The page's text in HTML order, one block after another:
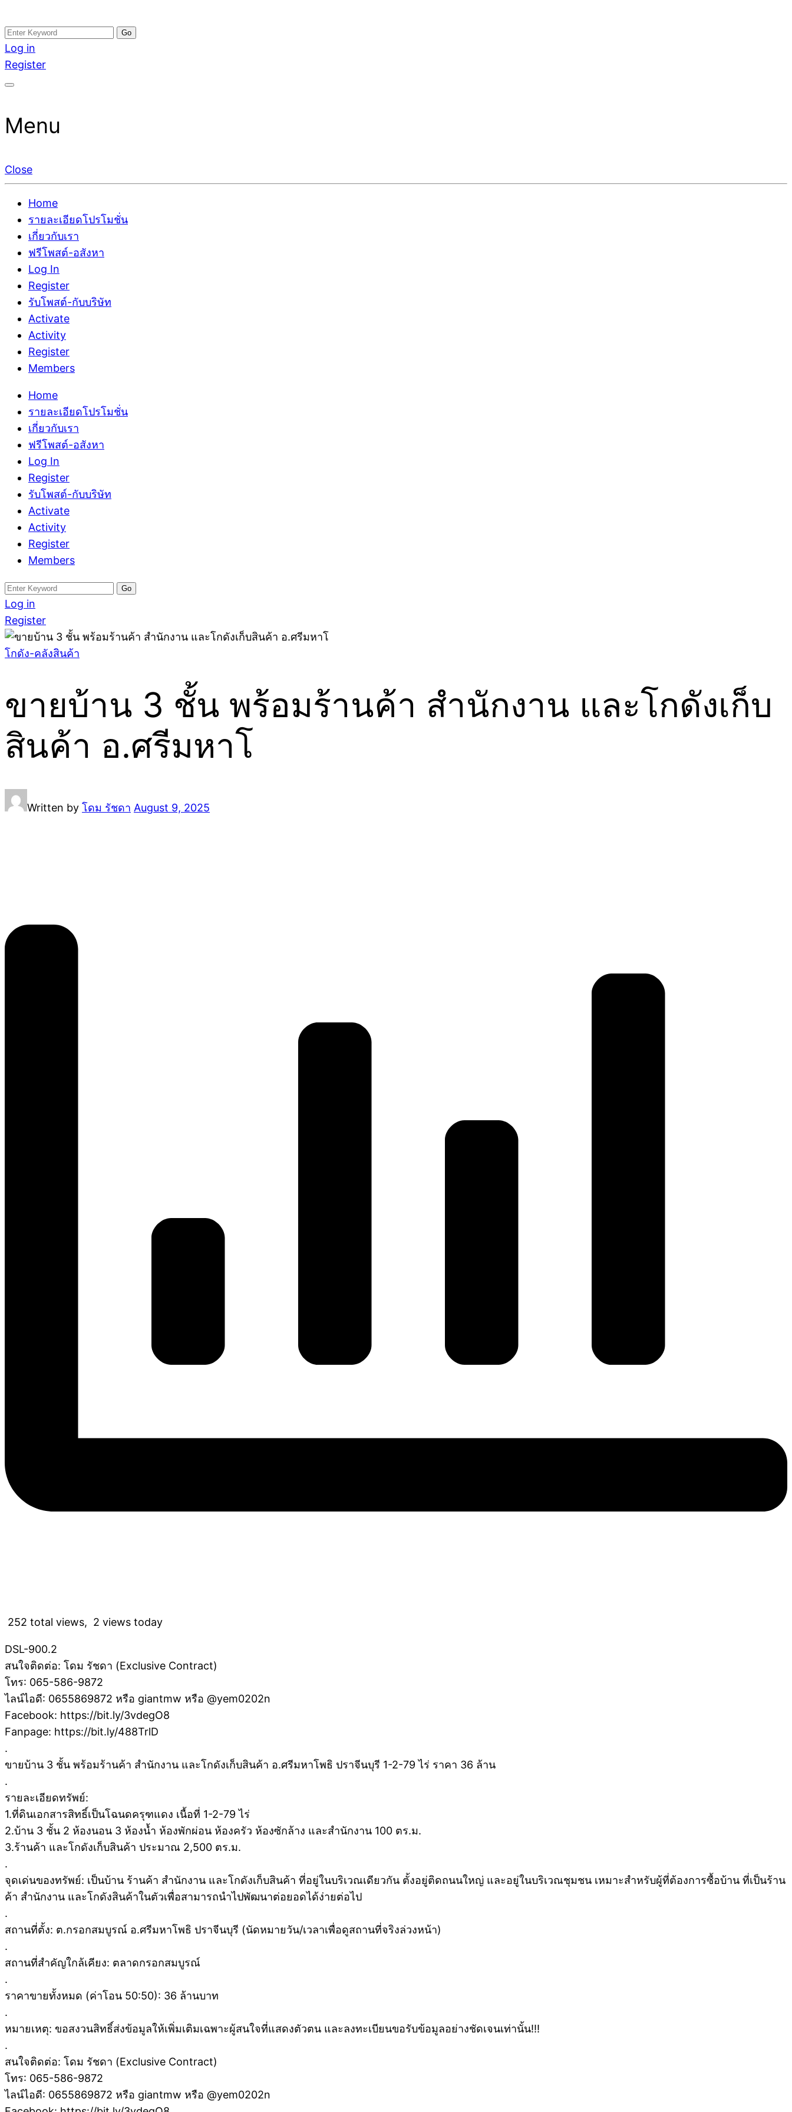
Skip
to
content
อสังหาโพสต์ รีวิวเยอะ รับจ้างโพสต์ขายบ้าน รับจ้างโพสต์อสังหา แตกต่างอย่างตั้งใจ รับรองผล อันดับ1 การโพสต์ขายอสังหา กับทีมงานบริษัท บ้าน ที่ดิน คอนโด
ติดGoogleหน้าแรกได้จริงๆ ใน 7 วัน
รับจ้างโพสอสังหา ขายบ้าน อสังหาโพสต์ เชื่อถือได้จริง รับโพสต์ ที่ดิน กับทีมงานบริษัท ถูกและดีที่สุด ไม่มีค่านายหน้า ขายได้จริงๆ ช่วยสร้างโอกาสในการขายได้มากกว่า ที่
เดียว ที่กล้าการันตีผลงาน ประสบการณ์กว่า20ปี ทีมงานมืออาชีพ ช่วยคุณขายบ้านมานาน ตัวจริง
Search
for:
Log in
Register
Menu
Close
Home
รายละเอียดโปรโมชั่น
เกี่ยวกับเรา
ฟรีโพสต์-อสังหา
Log In
Register
รับโพสต์-กับบริษัท
Activate
Activity
Register
Members
Home
รายละเอียดโปรโมชั่น
เกี่ยวกับเรา
ฟรีโพสต์-อสังหา
Log In
Register
รับโพสต์-กับบริษัท
Activate
Activity
Register
Members
Search
for:
Log in
Register
โกดัง-คลังสินค้า
ขายบ้าน 3 ชั้น พร้อมร้านค้า สำนักงาน และโกดังเก็บ
สินค้า อ.ศรีมหาโ
Written by โดม รัชดา August 9, 2025
252 total views, 2 views today
DSL-900.2
สนใจติดต่อ: โดม รัชดา (Exclusive Contract)
โทร: 065-586-9872
ไลน์ไอดี: 0655869872 หรือ giantmw หรือ @yem0202n
Facebook: https://bit.ly/3vdegO8
Fanpage: https://bit.ly/488TrlD
.
ขายบ้าน 3 ชั้น พร้อมร้านค้า สำนักงาน และโกดังเก็บสินค้า อ.ศรีมหาโพธิ ปราจีนบุรี 1-2-79 ไร่ ราคา 36 ล้าน
.
รายละเอียดทรัพย์:
1.ที่ดินเอกสารสิทธิ์เป็นโฉนดครุฑแดง เนื้อที่ 1-2-79 ไร่
2.บ้าน 3 ชั้น 2 ห้องนอน 3 ห้องน้ำ ห้องพักผ่อน ห้องครัว ห้องซักล้าง และสำนักงาน 100 ตร.ม.
3.ร้านค้า และโกดังเก็บสินค้า ประมาณ 2,500 ตร.ม.
.
จุดเด่นของทรัพย์: เป็นบ้าน ร้านค้า สำนักงาน และโกดังเก็บสินค้า ที่อยู่ในบริเวณเดียวกัน ตั้งอยู่ติดถนนใหญ่ และอยู่ในบริเวณชุมชน เหมาะสำหรับผู้ที่ต้องการซื้อบ้าน ที่เป็นร้าน
ค้า สำนักงาน และโกดังสินค้าในตัวเพื่อสามารถนำไปพัฒนาต่อยอดได้ง่ายต่อไป
.
สถานที่ตั้ง: ต.กรอกสมบูรณ์ อ.ศรีมหาโพธิ ปราจีนบุรี (นัดหมายวัน/เวลาเพื่อดูสถานที่จริงล่วงหน้า)
.
สถานที่สำคัญใกล้เคียง: ตลาดกรอกสมบูรณ์
.
ราคาขายทั้งหมด (ค่าโอน 50:50): 36 ล้านบาท
.
หมายเหตุ: ขอสงวนสิทธิ์ส่งข้อมูลให้เพิ่มเติมเฉพาะผู้สนใจที่แสดงตัวตน และลงทะเบียนขอรับข้อมูลอย่างชัดเจนเท่านั้น!!!
.
สนใจติดต่อ: โดม รัชดา (Exclusive Contract)
โทร: 065-586-9872
ไลน์ไอดี: 0655869872 หรือ giantmw หรือ @yem0202n